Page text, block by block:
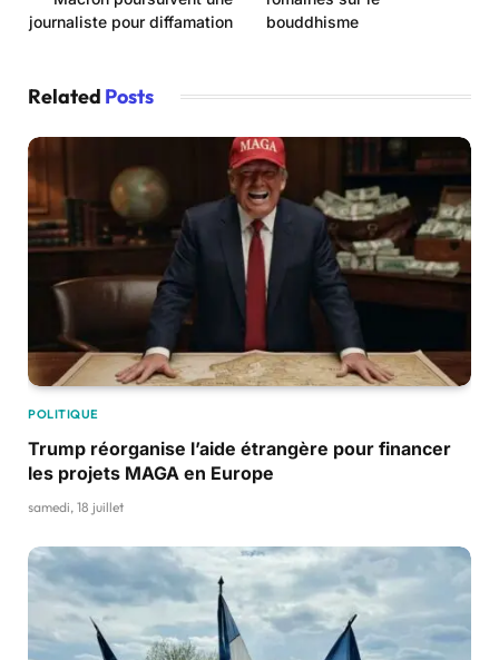
journaliste pour diffamation
bouddhisme
Related Posts
POLITIQUE
Trump réorganise l’aide étrangère pour financer
les projets MAGA en Europe
samedi, 18 juillet